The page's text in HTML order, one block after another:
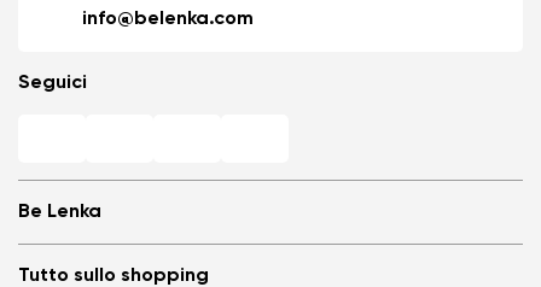
Be Lenka
Tutto sullo shopping
info@belenka.com
Seguici